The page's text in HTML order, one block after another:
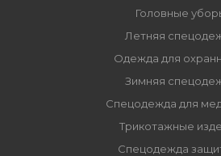
Головные
Летняя
Одежда для
Зимняя
Спецодежда для
Трикотажные
Спецодежда